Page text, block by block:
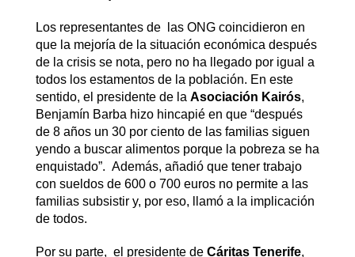
Los representantes de las ONG coincidieron en
que la mejoría de la situación económica después
de la crisis se nota, pero no ha llegado por igual a
todos los estamentos de la población. En este
sentido, el presidente de la Asociación Kairós,
Benjamín Barba hizo hincapié en que “después
de 8 años un 30 por ciento de las familias siguen
yendo a buscar alimentos porque la pobreza se ha
enquistado”. Además, añadió que tener trabajo
con sueldos de 600 o 700 euros no permite a las
familias subsistir y, por eso, llamó a la implicación
de todos.
Por su parte, el presidente de Cáritas Tenerife,